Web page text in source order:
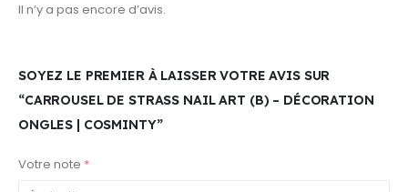
Il n’y a pas encore d’avis.
SOYEZ LE PREMIER À LAISSER VOTRE AVIS SUR
“CARROUSEL DE STRASS NAIL ART (B) – DÉCORATION
ONGLES | COSMINTY”
Votre note *